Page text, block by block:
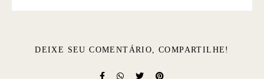
DEIXE SEU COMENTÁRIO, COMPARTILHE!